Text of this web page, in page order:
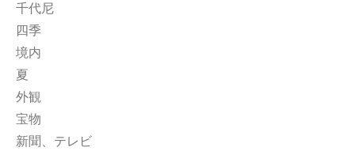
千代尼
四季
境内
夏
外観
宝物
新聞、テレビ